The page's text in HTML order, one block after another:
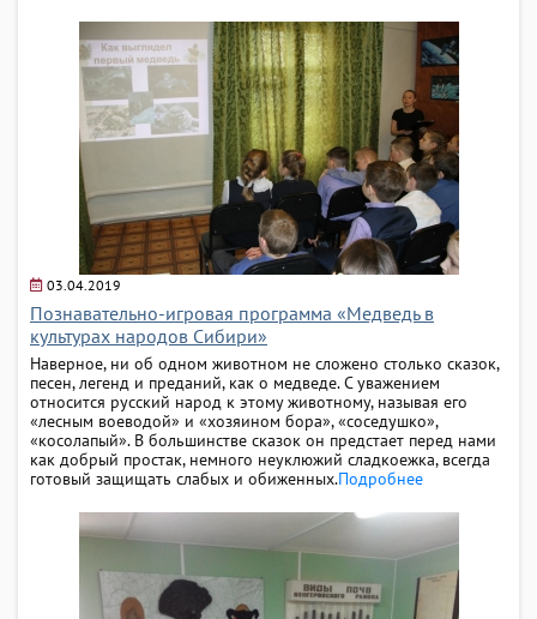
03.04.2019
Познавательно-игровая программа «Медведь в
культурах народов Сибири»
Наверное, ни об одном животном не сложено столько сказок,
песен, легенд и преданий, как о медведе. С уважением
относится русский народ к этому животному, называя его
«лесным воеводой» и «хозяином бора», «соседушко»,
«косолапый». В большинстве сказок он предстает перед нами
как добрый простак, немного неуклюжий сладкоежка, всегда
готовый защищать слабых и обиженных.Подробнее